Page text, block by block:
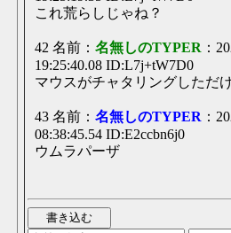
これ荒らしじゃね？
42 名前： 名無しのTYPER ：
19:25:40.08 ID:L7j+tW7D0
マウスがチャタリングしただ
43 名前： 名無しのTYPER ：
08:38:45.54 ID:E2ccbn6j0
ウムラパーザ